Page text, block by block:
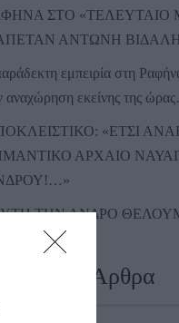
ΣΤΟ «ΤΕΛΕΥΤΑΙΟ
ΑΝΤΩΝΗ
εμπειρία στη
αναχώρηση εκείνης της
«ΕΤΣΙ
ΑΡΧΑΙΟ
ΤΗΝ ΑΝΔΡΟ
Άρθρα